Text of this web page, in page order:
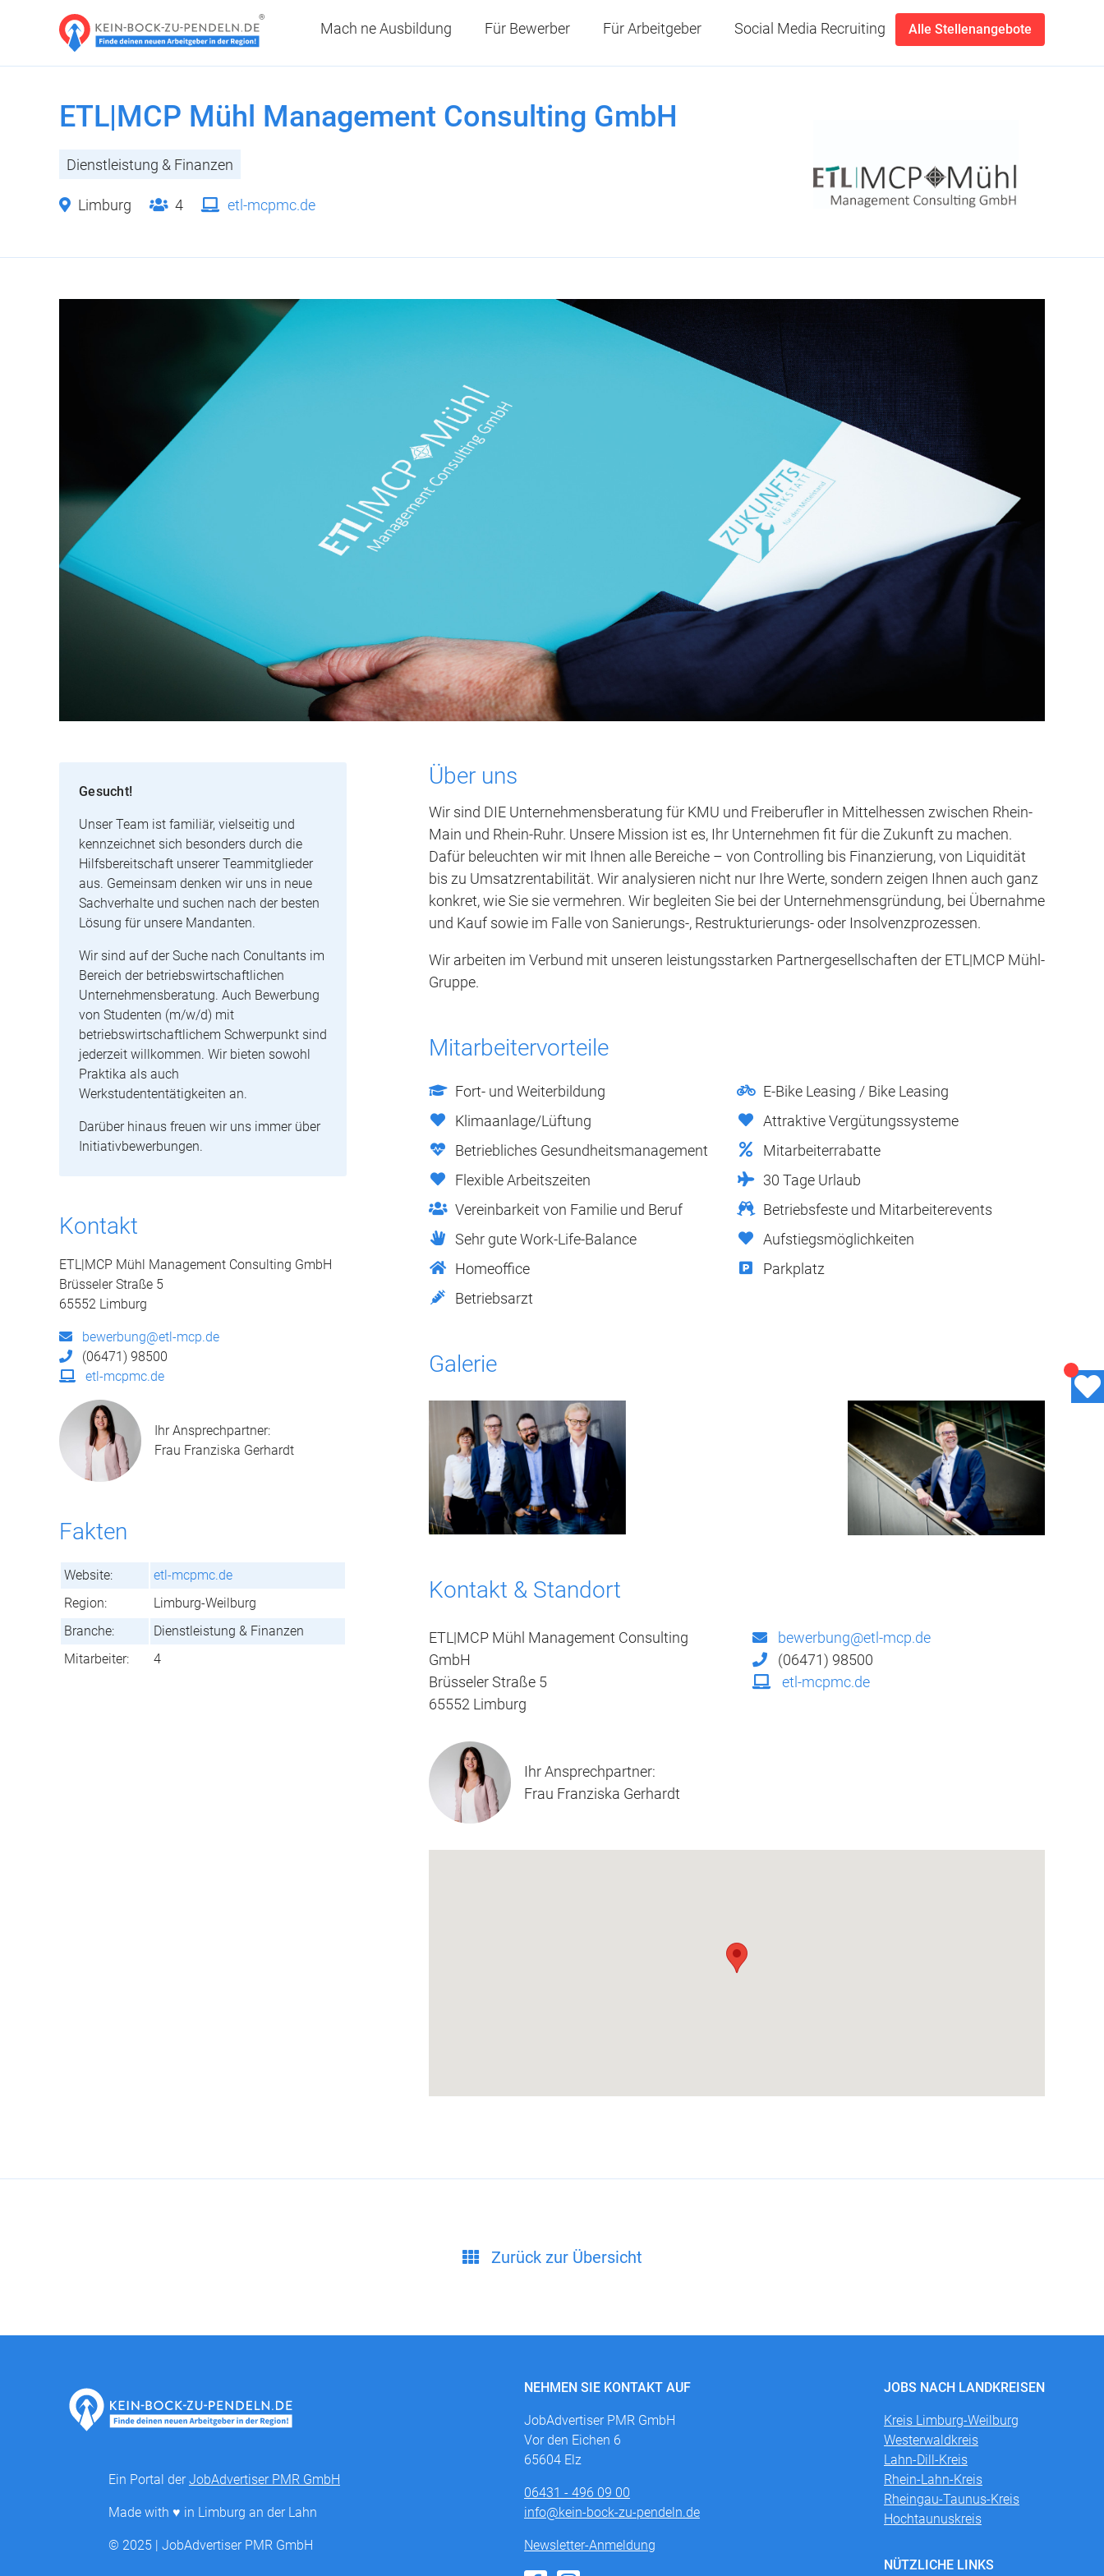
Mach ne Ausbildung Für Bewerber Für Arbeitgeber Social Media Recruiting Alle Stellenangebote
ETL|MCP Mühl Management Consulting GmbH
Dienstleistung & Finanzen
Limburg 4 etl-mcpmc.de
Gesucht!
Unser Team ist familiär, vielseitig und
kennzeichnet sich besonders durch die
Hilfsbereitschaft unserer Teammitglieder
aus. Gemeinsam denken wir uns in neue
Sachverhalte und suchen nach der besten
Lösung für unsere Mandanten.
Wir sind auf der Suche nach Conultants im
Bereich der betriebswirtschaftlichen
Unternehmensberatung. Auch Bewerbung
von Studenten (m/w/d) mit
betriebswirtschaftlichem Schwerpunkt sind
jederzeit willkommen. Wir bieten sowohl
Praktika als auch
Werkstudententätigkeiten an.
Darüber hinaus freuen wir uns immer über
Initiativbewerbungen.
Kontakt
ETL|MCP Mühl Management Consulting GmbH
Brüsseler Straße 5
65552 Limburg
bewerbung@etl-mcp.de
(06471) 98500
etl-mcpmc.de
Ihr Ansprechpartner:
Frau Franziska Gerhardt
Fakten
Website:
etl-mcpmc.de
Region:
Limburg-Weilburg
Branche:
Dienstleistung & Finanzen
Mitarbeiter:
4
Über uns
Wir sind DIE Unternehmensberatung für KMU und Freiberufler in Mittelhessen zwischen Rhein-
Main und Rhein-Ruhr. Unsere Mission ist es, Ihr Unternehmen fit für die Zukunft zu machen.
Dafür beleuchten wir mit Ihnen alle Bereiche – von Controlling bis Finanzierung, von Liquidität
bis zu Umsatzrentabilität. Wir analysieren nicht nur Ihre Werte, sondern zeigen Ihnen auch ganz
konkret, wie Sie sie vermehren. Wir begleiten Sie bei der Unternehmensgründung, bei Übernahme
und Kauf sowie im Falle von Sanierungs-, Restrukturierungs- oder Insolvenzprozessen.
Wir arbeiten im Verbund mit unseren leistungsstarken Partnergesellschaften der ETL|MCP Mühl-
Gruppe.
Mitarbeitervorteile
Fort- und Weiterbildung
E-Bike Leasing / Bike Leasing
Klimaanlage/Lüftung
Attraktive Vergütungssysteme
Betriebliches Gesundheitsmanagement
Mitarbeiterrabatte
Flexible Arbeitszeiten
30 Tage Urlaub
Vereinbarkeit von Familie und Beruf
Betriebsfeste und Mitarbeiterevents
Sehr gute Work-Life-Balance
Aufstiegsmöglichkeiten
Homeoffice
Parkplatz
Betriebsarzt
Galerie
Kontakt & Standort
ETL|MCP Mühl Management Consulting
GmbH
Brüsseler Straße 5
65552 Limburg
bewerbung@etl-mcp.de
(06471) 98500
etl-mcpmc.de
Ihr Ansprechpartner:
Frau Franziska Gerhardt
Zurück zur Übersicht
Ein Portal derJobAdvertiser PMR GmbH
Made with ♥ in Limburg an der Lahn
© 2025 | JobAdvertiser PMR GmbH
NEHMEN SIE KONTAKT AUF
JobAdvertiser PMR GmbH
Vor den Eichen 6
65604 Elz
06431 - 496 09 00
info@kein-bock-zu-pendeln.de
Newsletter-Anmeldung
JOBS NACH LANDKREISEN
Kreis Limburg-Weilburg
Westerwaldkreis
Lahn-Dill-Kreis
Rhein-Lahn-Kreis
Rheingau-Taunus-Kreis
Hochtaunuskreis
NÜTZLICHE LINKS